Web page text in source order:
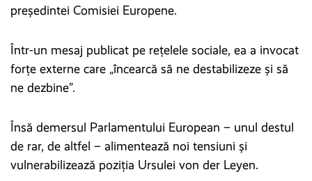
președintei Comisiei Europene.
Într-un mesaj publicat pe rețelele sociale, ea a invocat
forțe externe care „încearcă să ne destabilizeze și să
ne dezbine”.
Însă demersul Parlamentului European – unul destul
de rar, de altfel – alimentează noi tensiuni și
vulnerabilizează poziția Ursulei von der Leyen.